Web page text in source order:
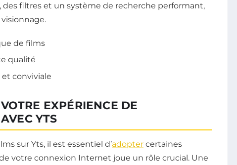
des filtres et un système de recherche performant,
de films
qualité
conviviale
EXPÉRIENCE DE
YTS
sur Yts, il est essentiel d’adopter certaines
votre connexion Internet joue un rôle crucial. Une